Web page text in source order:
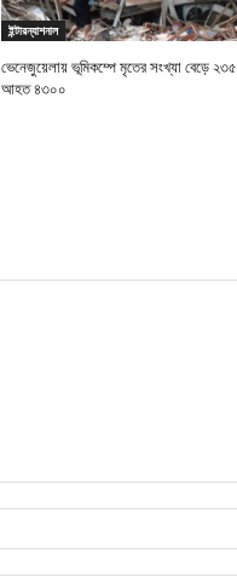
ইন্টারন্যাশনাল
ভেনেজুয়েলায় ভূমিকম্পে মৃতের সংখ্যা বেড়ে ২৩৫,
আহত ৪৩০০